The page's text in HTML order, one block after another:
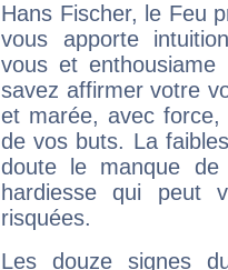
Hans Fischer, le Feu
vous apporte
vous et
savez affirmer votre
et marée, avec
de vos buts. La
doute le manque
hardiesse qui peut
risquées.
Les douze signes